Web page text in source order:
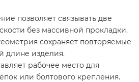
позволяет связывать две
без массивной прокладки.
сохраняет повторяемые
длине изделия.
рабочее место для
или болтового крепления.